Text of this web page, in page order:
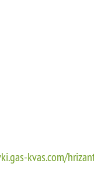
kvas.com/